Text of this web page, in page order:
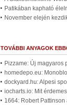
Patikában kapható
November elején
TOVÁBBI ANYAGOK
Pizzame: Új magyaros
homedepo.eu:
dockyard.hu: Alpesi
iocharts.io: Mit
1664: Robert